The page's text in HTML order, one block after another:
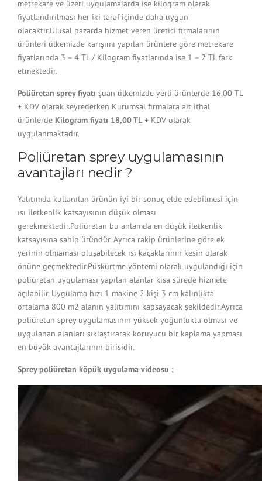
metrekare ve üzeri uygulamalarda ise kilogram olarak
fiyatlandırılması her iki taraf içinde daha uygun
olacaktır.Ulusal pazarda hizmet veren üretici firmalarının
ürünleri ülkemizde karışımı yapılan ürünlere göre metrekare
fiyatlarında 3 – 4 TL / Kilogram fiyatlarında ise 1 – 2 TL fark
etmektedir.
Poliüretan sprey fiyatı şuan ülkemizde yerli ürünlerde 16,00 TL
+ KDV olarak seyrederken Kurumsal firmalara ait ithal
ürünlerde Kilogram fiyatı 18,00 TL + KDV olarak
uygulanmaktadır.
Poliüretan sprey uygulamasının
avantajları nedir ?
Yalıtımda kullanılan ürünün iyi bir sonuç elde edebilmesi için
ısı iletkenlik katsayısının düşük olması
gerekmektedir.Poliüretan bu anlamda en düşük iletkenlik
katsayısına sahip üründür. Ayrıca rakip ürünlerine göre ek
yerinin olmaması oluşabilecek ısı kaçaklarının kesin olarak
önüne geçmektedir.Püskürtme yöntemi olarak uygulandığı için
poliüretan uygulaması yapılan alanlar kısa sürede hizmete
açılabilir. Uygulama hızı 1 makine 2 kişi 3 cm kalınlıkta
ortalama 800 m2 alanın yalıtımını kapsayacak şekildedir.Ayrıca
poliüretan sprey uygulamasının yüksek yoğunlukta olması ve
uygulanan alanları sıklaştırarak koruyucu bir kaplama yapması
en büyük avantajlarının birisidir.
Sprey poliüretan köpük uygulama videosu ;